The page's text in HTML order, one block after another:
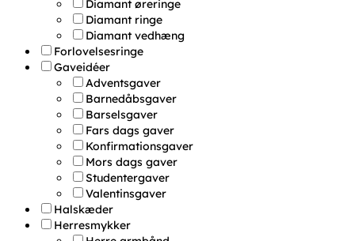
Diamant øreringe
Diamant ringe
Diamant vedhæng
Forlovelsesringe
Gaveidéer
Adventsgaver
Barnedåbsgaver
Barselsgaver
Fars dags gaver
Konfirmationsgaver
Mors dags gaver
Studentergaver
Valentinsgaver
Halskæder
Herresmykker